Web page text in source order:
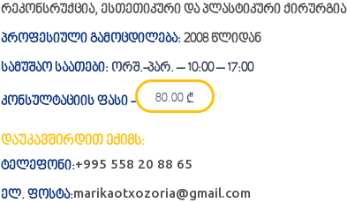
რეკონსრუქცია, ესთეთიკური და პლასტიკური ქირურგია
პროფესიული გამოცდილება: 2008 წლიდან
სამუშაო საათები: ორშ.-პარ. – 10:00 – 17:00
კონსულტაციის ფასი - 80.00 ₾
დაუკავშირდით ექიმს:
ტელეფონი:+995 558 20 88 65
ელ. ფოსტა:marikaotxozoria@gmail.com